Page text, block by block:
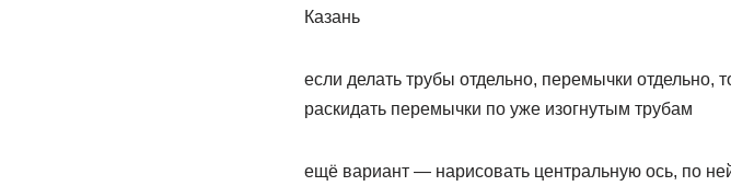
Казань
если делать трубы отдельно, перемычки
раскидать перемычки по уже изогнутым трубам
ещё вариант — нарисовать центральную ось, по